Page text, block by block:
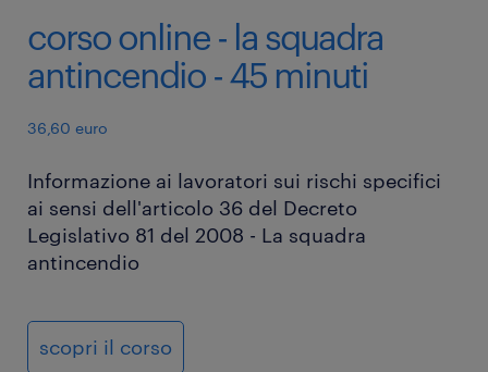
corso online - la squadra
antincendio - 45 minuti
36,60 euro
Informazione ai lavoratori sui rischi specifici
ai sensi dell'articolo 36 del Decreto
Legislativo 81 del 2008 - La squadra
antincendio
scopri il corso